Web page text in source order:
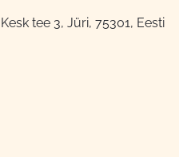
Kesk tee 3, Jüri, 75301, Eesti